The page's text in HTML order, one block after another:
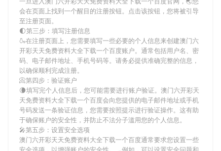
会在页面上找到一个醒目的注册按钮。点击该按钮，您将被引导
至注册页面。
🌓第三步：填写注册信息
🍶在注册页面上，您需要填写一些必要的个人信息来创建澳门六
开彩天天免费资料大全下载一个百度账户。通常包括用户名、密
码、电子邮件地址、手机号码等。请务必提供准确完整的信息，
以确保顺利完成注册。
📀第四步：验证账户
🌘填写完个人信息后，您可能需要进行账户验证。 澳门六开彩天
天免费资料大全下载一个百度会向您提供的电子邮件地址或手机
号码发送一条验证信息，您需要按照提示进行验证操作。这有助
于确保账户的安全性，并防止不法分子滥用您的个人信息。
🎤第五步：设置安全选项
澳门六开彩天天免费资料大全下载一个百度通常要求您设置一些